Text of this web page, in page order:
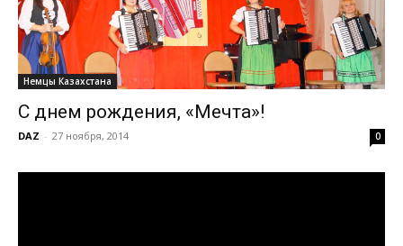
Немцы Казахстана
С днем рождения, «Мечта»!
DAZ - 27 ноября, 2014 0